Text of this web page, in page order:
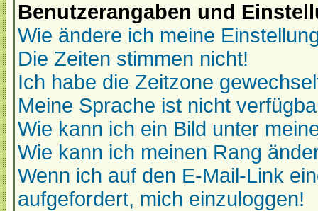
Benutzerangaben und
Wie ändere ich meine
Die Zeiten stimmen nicht!
Ich habe die Zeitzone
Meine Sprache ist nicht
Wie kann ich ein Bild unter
Wie kann ich meinen Rang
Wenn ich auf den E-Mail-Link
aufgefordert, mich einzuloggen!